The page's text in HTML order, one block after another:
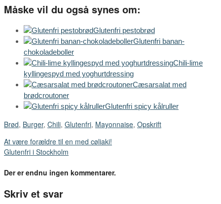
Måske vil du også synes om:
Glutenfri pestobrød
Glutenfri banan-
chokoladeboller
Chili-lime
kyllingespyd med yoghurtdressing
Cæsarsalat med
brødcroutoner
Glutenfri spicy kålruller
Brød, Burger, Chili, Glutenfri, Mayonnaise, Opskrift
At være forældre til en med cøliaki!
Glutenfri i Stockholm
Der er endnu ingen kommentarer.
Skriv et svar